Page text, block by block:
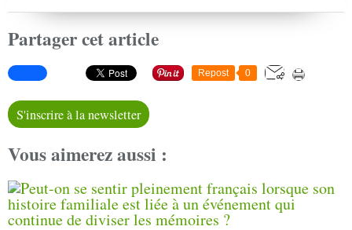
Partager cet article
Repost 0
S'inscrire à la newsletter
Vous aimerez aussi :